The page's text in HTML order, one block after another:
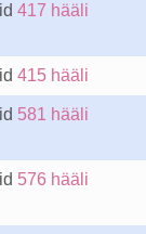
417 hääli
415 hääli
581 hääli
576 hääli